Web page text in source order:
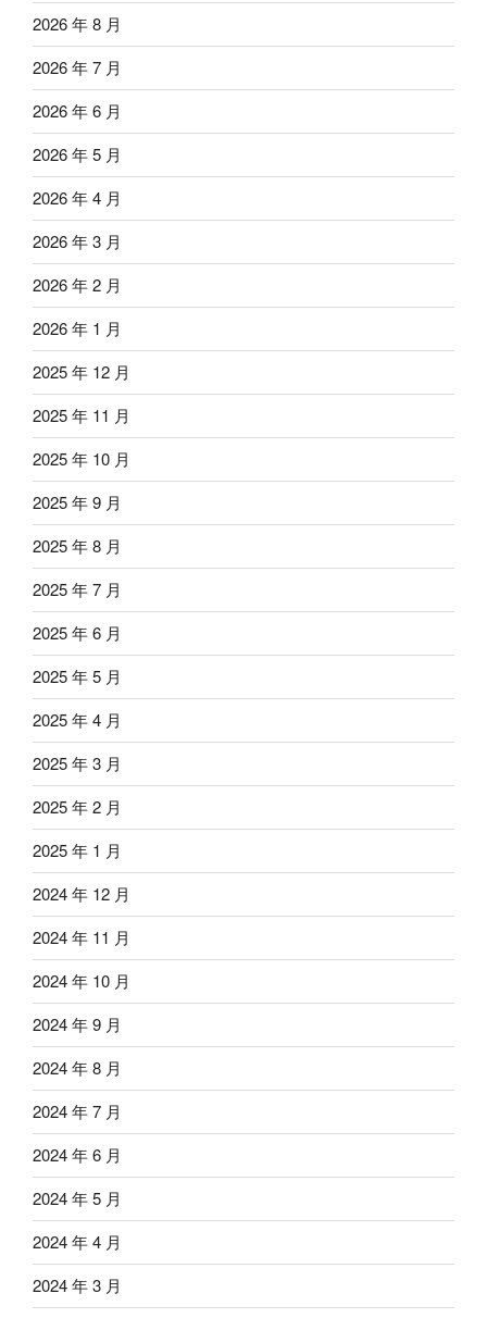
2026 年 8 月
2026 年 7 月
2026 年 6 月
2026 年 5 月
2026 年 4 月
2026 年 3 月
2026 年 2 月
2026 年 1 月
2025 年 12 月
2025 年 11 月
2025 年 10 月
2025 年 9 月
2025 年 8 月
2025 年 7 月
2025 年 6 月
2025 年 5 月
2025 年 4 月
2025 年 3 月
2025 年 2 月
2025 年 1 月
2024 年 12 月
2024 年 11 月
2024 年 10 月
2024 年 9 月
2024 年 8 月
2024 年 7 月
2024 年 6 月
2024 年 5 月
2024 年 4 月
2024 年 3 月